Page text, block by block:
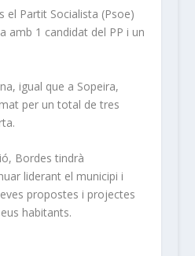
el Partit Socialista (Psoe)
amb 1 candidat del PP i un
igual que a Sopeira,
per un total de tres
Bordes tindrà
liderant el municipi i
propostes i projectes
habitants.